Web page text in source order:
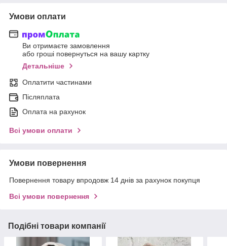
Умови оплати
Ви отримаєте замовлення
або гроші повернуться на вашу картку
Детальніше
Оплатити частинами
Післяплата
Оплата на рахунок
Всі умови оплати
Умови повернення
Повернення товару впродовж 14 днів за рахунок покупця
Всі умови повернення
Подібні товари компанії